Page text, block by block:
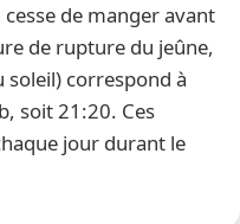
de manger avant
de rupture du jeûne,
soleil) correspond à
soit 21:20. Ces
jour durant le